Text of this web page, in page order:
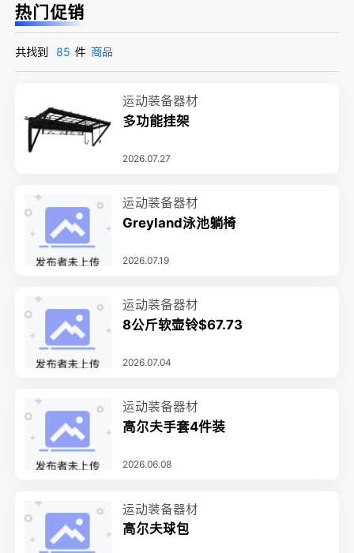
热门促销
共找到 85 件 商品
运动装备器材
多功能挂架
2026.07.27
运动装备器材
Greyland泳池躺椅
2026.07.19
运动装备器材
8公斤软壶铃$67.73
2026.07.04
运动装备器材
高尔夫手套4件装
2026.06.08
运动装备器材
高尔夫球包